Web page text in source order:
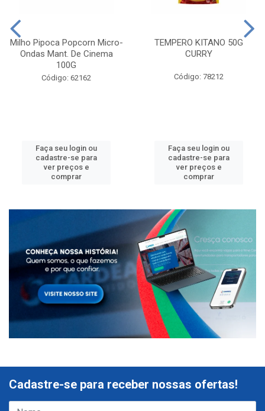
Milho Pipoca Popcorn Micro-
Ondas Mant. De Cinema
100G
Código: 62162
Faça seu login ou
cadastre-se para
ver preços e
comprar
TEMPERO KITANO 50G
CURRY
Código: 78212
Faça seu login ou
cadastre-se para
ver preços e
comprar
Cadastre-se para receber nossas ofertas!